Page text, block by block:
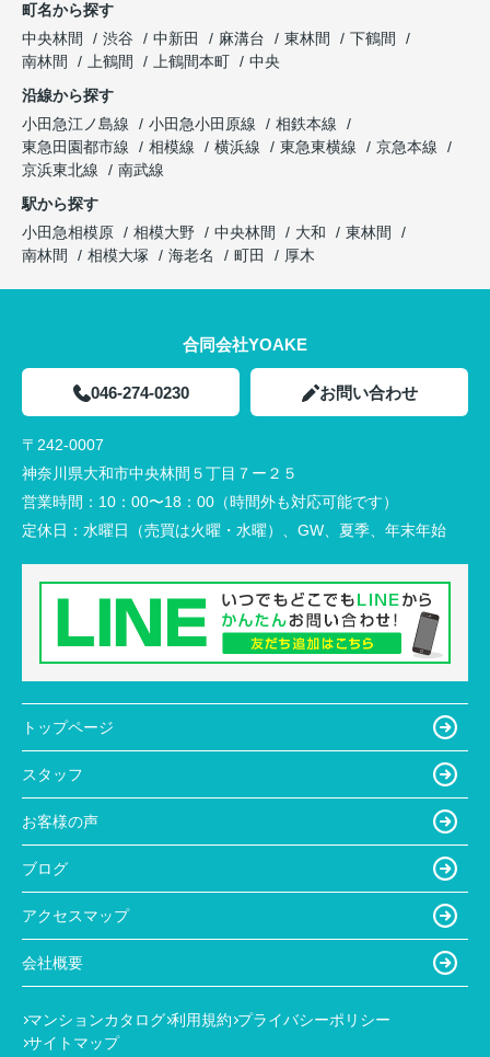
町名から探す
中央林間
渋谷 中新田 麻溝台 東林間
下鶴間
南林間
上鶴間 上鶴間本町
中央
沿線から探す
小田急江ノ島線
小田急小田原線
相鉄本線
東急田園都市線
相模線 横浜線 東急東横線
京急本線
京浜東北線
南武線
駅から探す
小田急相模原
相模大野 中央林間 大和
東林間
南林間
相模大塚 海老名 町田 厚木
合同会社YOAKE
046-274-0230 お問い合わせ
〒242-0007
神奈川県大和市中央林間５丁目７ー２５
営業時間： 10：00〜18：00（時間外も対応可能です）
定休日： 水曜日（売買は火曜・水曜）、GW、夏季、年末年始
トップページ
スタッフ
お客様の声
ブログ
アクセスマップ
会社概要
マンションカタログ 利用規約 プライバシーポリシー
サイトマップ